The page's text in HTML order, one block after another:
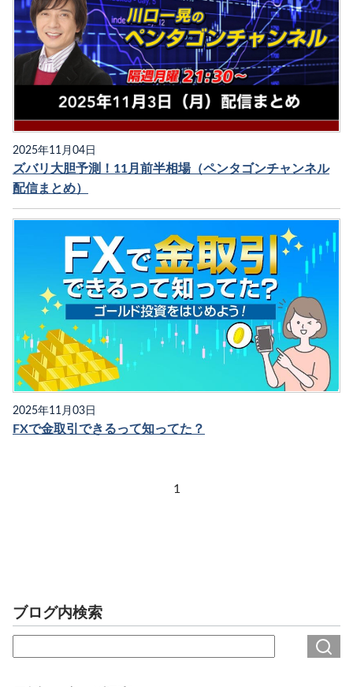
2025年11月04日
ズバリ大胆予測！11月前半相場（ペンタゴンチャンネル
配信まとめ）
2025年11月03日
FXで金取引できるって知ってた？
1
ブログ内検索